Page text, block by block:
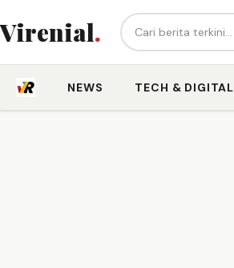
Virenial. Cari berita...
NEWS TECH & DIGITAL